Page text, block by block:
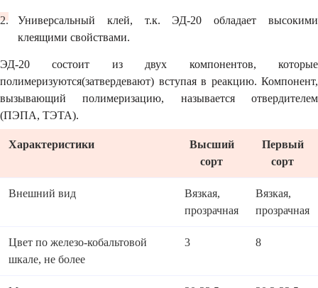
Универсальный клей, т.к. ЭД-20 обладает высокими
клеящими свойствами.
ЭД-20 состоит из двух компонентов, которые
полимеризуются(затвердевают) вступая в реакцию. Компонент,
вызывающий полимеризацию, называется отвердителем
(ПЭПА, ТЭТА).
Характеристики
Высший
сорт
Первый
сорт
Внешний вид
Вязкая,
прозрачная
Вязкая,
прозрачная
Цвет по железо-кобальтовой
шкале, не более
3 8